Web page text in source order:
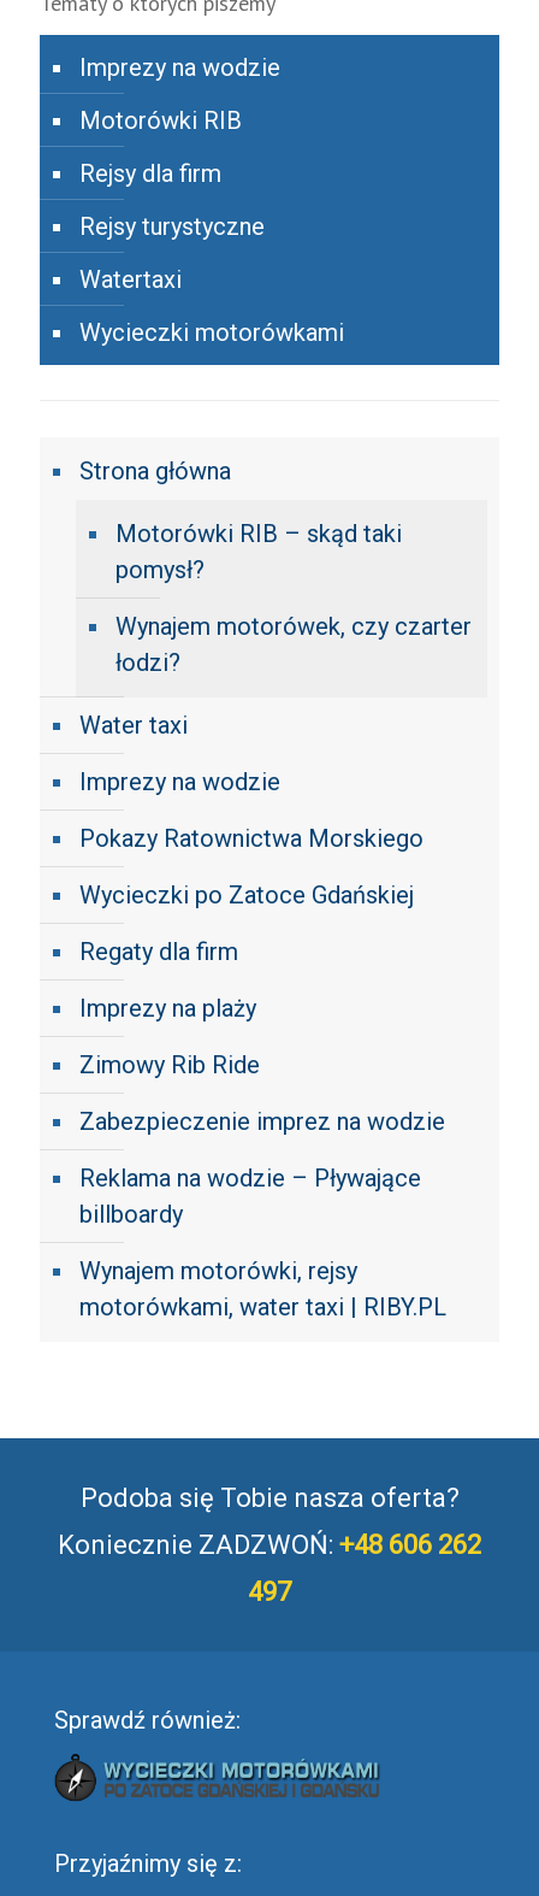
Imprezy na wodzie
Motorówki RIB
Rejsy dla firm
Rejsy turystyczne
Watertaxi
Wycieczki motorówkami
Strona główna
Motorówki RIB – skąd taki
pomysł?
Wynajem motorówek, czy czarter
łodzi?
Water taxi
Imprezy na wodzie
Pokazy Ratownictwa Morskiego
Wycieczki po Zatoce Gdańskiej
Regaty dla firm
Imprezy na plaży
Zimowy Rib Ride
Zabezpieczenie imprez na wodzie
Reklama na wodzie – Pływające
billboardy
Wynajem motorówki, rejsy
motorówkami, water taxi | RIBY.PL
Podoba się Tobie nasza oferta?
Koniecznie ZADZWOŃ: +48 606 262
497
Sprawdź również:
Przyjaźnimy się z: